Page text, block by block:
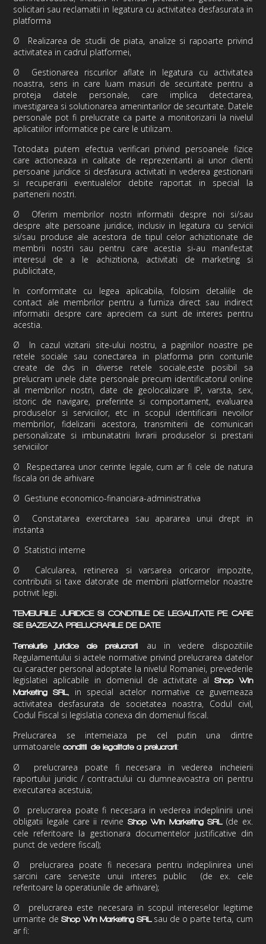
solicitari sau reclamatii in legatura cu activitatea desfasurata in
platforma
Ø Realizarea de studii de piata, analize si rapoarte privind
activitatea in cadrul platformei,
Ø Gestionarea riscurilor aflate in legatura cu activitatea
noastra, sens in care luam masuri de securitate pentru a
proteja datele personale, care implica detectarea,
investigarea si solutionarea amenintarilor de securitate. Datele
personale pot fi prelucrate ca parte a monitorizarii la nivelul
aplicatiilor informatice pe care le utilizam.
Totodata putem efectua verificari privind persoanele fizice
care actioneaza in calitate de reprezentanti ai unor clienti
persoane juridice si desfasura activitati in vederea gestionarii
si recuperarii eventualelor debite raportat in special la
partenerii nostri.
Ø Oferim membrilornostri informatii despre noi si/sau
despre alte persoane juridice, inclusiv in legatura cu servicii
si/sau produse ale acestora de tipul celor achizitionate de
membrii nostri sau pentru care acestia si-au manifestat
interesul de a le achizitiona, activitati de marketing si
publicitate,
In conformitate cu legea aplicabila, folosim detaliile de
contact ale membrilor pentru a furniza direct sau indirect
informatii despre care apreciem ca sunt de interes pentru
acestia.
Ø In cazul vizitarii site-ului nostru, a paginilor noastre pe
retele sociale sau conectarea in platforma prin conturile
create de dvs in diverse retele sociale,este posibil sa
prelucram unele date personale precum identificatorul online
al membrilor nostri, date de geolocalizare IP, varsta, sex,
istoric de navigare, preferinte si comportament, evaluarea
produselor si serviciilor, etc in scopul identificarii nevoilor
membrilor, fidelizarii acestora, transmiterii de comunicari
personalizate si imbunatatirii livrarii produselor si prestarii
serviciilor
Ø Respectarea unor cerinte legale, cum ar fi cele de natura
fiscala ori de arhivare
Ø Gestiune economico-financiara-administrativa
Ø Constatarea exercitarea sau apararea unui drept in
instanta
Ø Statistici interne
Ø Calcularea, retinerea si varsarea oricaror impozite,
contributii si taxe datorate de membrii platformelor noastre
potrivit legii.
TEMEIURILE JURIDICE SI CONDITIILE DE LEGALITATE PE CARE
SE BAZEAZA PRELUCRARILE DE DATE
Temeiurile juridice ale prelucrarii au in vedere dispozitiile
Regulamentului si actele normative privind prelucrarea datelor
cu caracter personal adoptate la nivelul Romaniei, prevederile
legislatiei aplicabile in domeniul de activitate al
Shop Win
Marketing
SRL, in special actelor normative ce guverneaza
activitatea desfasurata de societatea noastra, Codul civil,
Codul Fiscal si legislatia conexa din domeniul fiscal.
Prelucrarea se intemeiaza pe cel putin una dintre
urmatoareleconditii de legalitate a prelucrarii:
Ø prelucrarea poate fi necesara in vederea incheierii
raportului juridic / contractului cu dumneavoastra ori pentru
executarea acestuia;
Ø prelucrarea poate fi necesara in vederea indeplinirii unei
obligatii legale care ii revine Shop Win Marketing SRL (de ex.
cele referitoare la gestionara documentelor justificative din
punct de vedere fiscal);
Ø prelucrarea poate fi necesara pentru indeplinirea unei
sarcini care serveste unui interes public (de ex. cele
referitoare la operatiunile de arhivare);
Ø prelucrarea este necesara in scopul intereselor legitime
urmarite de Shop Win Marketing SRL sau de o parte terta, cum
ar fi: